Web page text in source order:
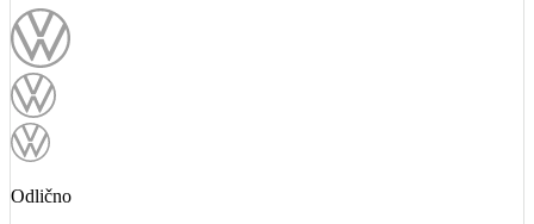
Odlično